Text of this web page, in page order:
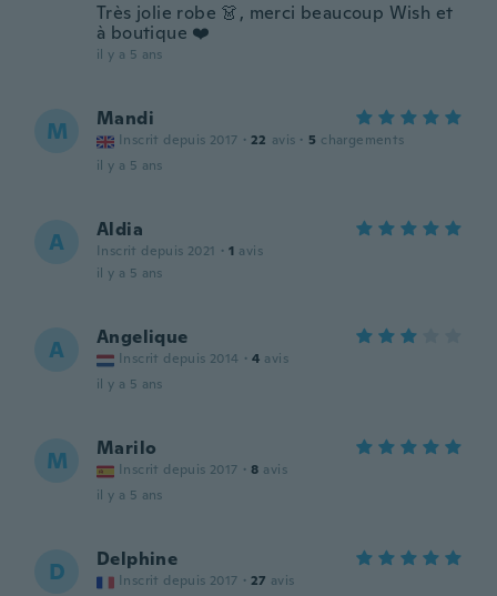
Très jolie robe 👗, merci beaucoup Wish et
à boutique ❤️
il y a 5 ans
M Mandi
Inscrit depuis 2017 · 22 avis · 5 chargements
il y a 5 ans
A Aldia
Inscrit depuis 2021 · 1 avis
il y a 5 ans
A Angelique
Inscrit depuis 2014 · 4 avis
il y a 5 ans
M Marilo
Inscrit depuis 2017 · 8 avis
il y a 5 ans
D Delphine
Inscrit depuis 2017 · 27 avis